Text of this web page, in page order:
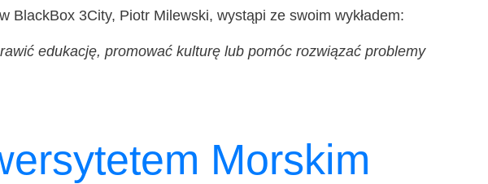
3City, Piotr Milew­ski, wystą­pi ze swo­im wykładem:
edu­ka­cję, pro­mo­wać kul­tu­rę lub pomóc roz­wią­zać pro­ble­my
Morskim